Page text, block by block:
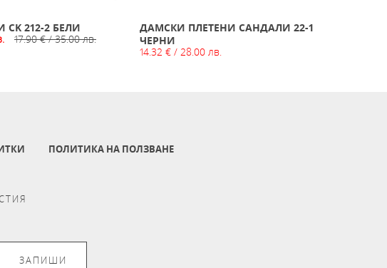
212-2 БЕЛИ
17.90 € / 35.00 лв.
ДАМСКИ ПЛЕТЕНИ САНДАЛИ 22-1
ЧЕРНИ
14.32 € / 28.00 лв.
ПОЛИТИКА НА ПОЛЗВАНЕ
ЗАПИШИ